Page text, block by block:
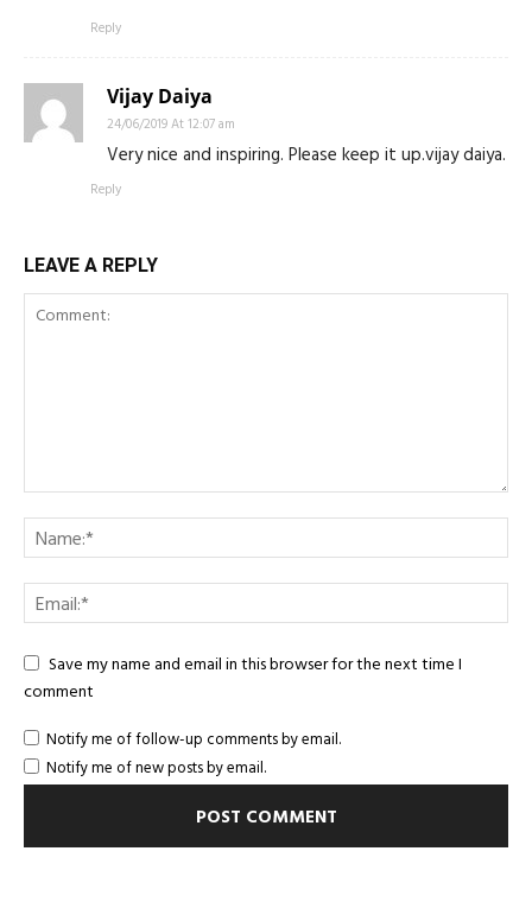
Reply
Vijay Daiya
24/06/2019 At 12:07 am
Very nice and inspiring. Please keep it up.vijay daiya.
Reply
LEAVE A REPLY
Save my name and email in this browser for the next time I
comment
Notify me of follow-up comments by email.
Notify me of new posts by email.